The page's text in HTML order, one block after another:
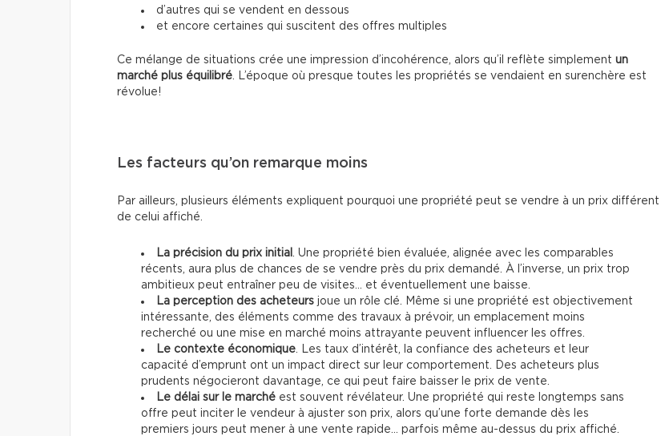
d’autres qui se vendent en dessous
et encore certaines qui suscitent des offres multiples
Ce mélange de situations crée une impression d’incohérence, alors qu’il reflète simplement un
marché plus équilibré . L’époque où presque toutes les propriétés se vendaient en surenchère est
révolue!
Les facteurs qu’on remarque moins
Par ailleurs, plusieurs éléments expliquent pourquoi une propriété peut se vendre à un prix différent
de celui affiché.
La précision du prix initial
. Une propriété bien évaluée, alignée avec les comparables
récents, aura plus de chances de se vendre près du prix demandé. À l’inverse, un prix trop
ambitieux peut entraîner peu de visites… et éventuellement une baisse.
La perception des acheteurs joue un rôle clé. Même si une propriété est objectivement
intéressante, des éléments comme des travaux à prévoir, un emplacement moins
recherché ou une mise en marché moins attrayante peuvent influencer les offres.
Le contexte économique . Les taux d’intérêt, la confiance des acheteurs et leur
capacité d’emprunt ont un impact direct sur leur comportement. Des acheteurs plus
prudents négocieront davantage, ce qui peut faire baisser le prix de vente.
Le délai sur le marché est souvent révélateur. Une propriété qui reste longtemps sans
offre peut inciter le vendeur à ajuster son prix, alors qu’une forte demande dès les
premiers jours peut mener à une vente rapide… parfois même au-dessus du prix affiché.